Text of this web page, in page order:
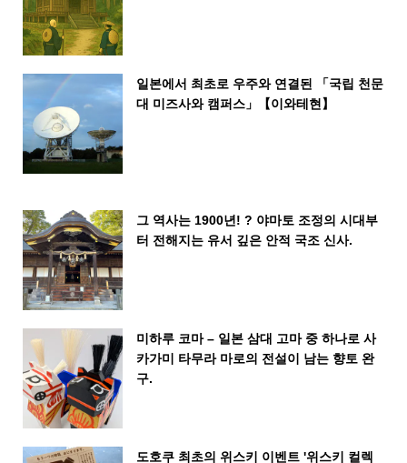
일본에서 최초로 우주와 연결된 「국립 천문
대 미즈사와 캠퍼스」【이와테현】
그 역사는 1900년! ? 야마토 조정의 시대부
터 전해지는 유서 깊은 안적 국조 신사.
미하루 코마 – 일본 삼대 고마 중 하나로 사
카가미 타무라 마로의 전설이 남는 향토 완
구.
도호쿠 최초의 위스키 이벤트 '위스키 컬렉